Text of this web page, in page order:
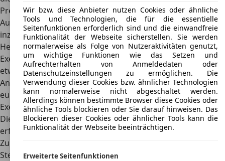
Preis
Auf dem Gebrauchtmarkt erzielt der TVR Griffith
inzwischen stetig steigende Sammlerpreise. Im
Herstellerland Großbritannien werden gut gepflegte
Exemplare alsRechtslenker zu Preisen von umgerechnet
etwa 30.000 Euroangeboten. Aufgrund der geringen
Anzahl an verkauften Linkslenkern sind die Preise auf dem
europäischen Festland entsprechend höher:Gut erhaltene
Exemplare sind zu Preisen ab 50.000 Euroverfügbar.
Die ersten Modelle des TVR Griffith haben bereits die
erforderlichen 30 Jahre als Voraussetzung für eine H-
Zulassung erreicht. Dank des ermäßigten, pauschalen
Steuersatzes können Eigner hier deutlich
Wir bzw. diese Anbieter nutzen Cookies oder ähnliche
Tools und Technologien, die für die essentielle
Seitenfunktionen erforderlich sind und die einwandfreie
Funktionalität der Webseite sicherstellen. Sie werden
normalerweise als Folge von Nutzeraktivitäten genutzt,
um wichtige Funktionen wie das Setzen und
Aufrechterhalten von Anmeldedaten oder
Datenschutzeinstellungen zu ermöglichen. Die
Verwendung dieser Cookies bzw. ähnlicher Technologien
kann normalerweise nicht abgeschaltet werden.
Allerdings können bestimmte Browser diese Cookies oder
ähnliche Tools blockieren oder Sie darauf hinweisen. Das
Blockieren dieser Cookies oder ähnlicher Tools kann die
Funktionalität der Webseite beeinträchtigen.
Erweiterte Seitenfunktionen